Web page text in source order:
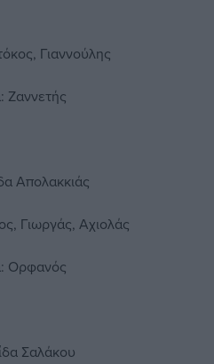
Γιαννούλης
Ζαννετής
Απολακκιάς
Γιωργάς, Αχιολάς
Ορφανός
Σαλάκου